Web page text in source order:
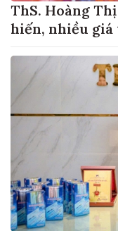
ThS. Hoàng
hiến, nhiều